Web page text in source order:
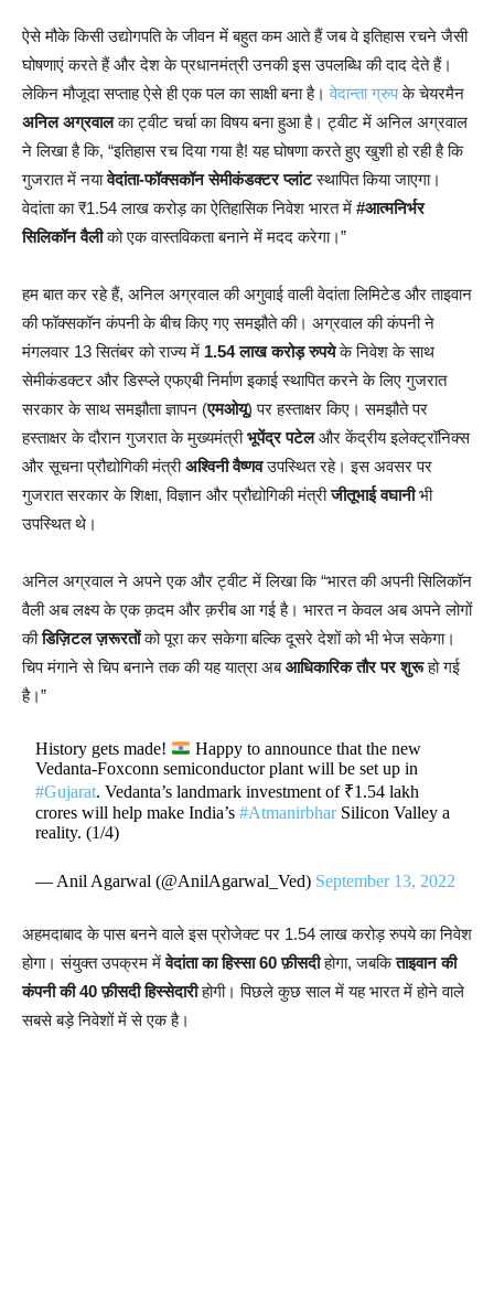
ऐसे मौके किसी उद्योगपति के जीवन में बहुत कम आते हैं जब वे इतिहास रचने जैसी
घोषणाएं करते हैं और देश के प्रधानमंत्री उनकी इस उपलब्धि की दाद देते हैं।
लेकिन मौजूदा सप्ताह ऐसे ही एक पल का साक्षी बना है।वेदान्ता ग्रुपके चेयरमैन
अनिल अग्रवालका ट्वीट चर्चा का विषय बना हुआ है। ट्वीट में अनिल अग्रवाल
ने लिखा है कि, “इतिहास रच दिया गया है! यह घोषणा करते हुए खुशी हो रही है कि
गुजरात में नयावेदांता-फॉक्सकॉन सेमीकंडक्टर प्लांटस्थापित किया जाएगा।
वेदांता का ₹1.54 लाख करोड़ का ऐतिहासिक निवेश भारत में #आत्मनिर्भर
सिलिकॉन वैलीको एक वास्तविकता बनाने में मदद करेगा।”
हम बात कर रहे हैं, अनिल अग्रवाल की अगुवाई वाली वेदांता लिमिटेड और ताइवान
की फॉक्सकॉन कंपनी के बीच किए गए समझौते की। अग्रवाल की कंपनी ने
मंगलवार 13 सितंबर को राज्य में 1.54 लाख करोड़ रुपयेके निवेश के साथ
सेमीकंडक्टर और डिस्प्ले एफएबी निर्माण इकाई स्थापित करने के लिए गुजरात
सरकार के साथ समझौता ज्ञापन (एमओयू) पर हस्ताक्षर किए। समझौते पर
हस्ताक्षर के दौरान गुजरात के मुख्यमंत्रीभूपेंद्र पटेलऔर केंद्रीय इलेक्ट्रॉनिक्स
और सूचना प्रौद्योगिकी मंत्रीअश्विनी वैष्णवउपस्थित रहे। इस अवसर पर
गुजरात सरकार के शिक्षा, विज्ञान और प्रौद्योगिकी मंत्रीजीतूभाई वघानीभी
उपस्थित थे।
अनिल अग्रवाल ने अपने एक और ट्वीट में लिखा कि “भारत की अपनी सिलिकॉन
वैली अब लक्ष्य के एक क़दम और क़रीब आ गई है। भारत न केवल अब अपने लोगों
कीडिज़िटल ज़रूरतोंको पूरा कर सकेगा बल्कि दूसरे देशों को भी भेज सकेगा।
चिप मंगाने से चिप बनाने तक की यह यात्रा अबआधिकारिक तौर पर शुरूहो गई
है।”
History gets made!
Happy to announce that the new
Vedanta-Foxconn semiconductor plant will be set up in
#Gujarat. Vedanta’s landmark investment of ₹1.54 lakh
crores will help make India’s#AtmanirbharSilicon Valley a
reality. (1/4)
— Anil Agarwal (@AnilAgarwal_Ved) September 13, 2022
अहमदाबाद के पास बनने वाले इस प्रोजेक्ट पर 1.54 लाख करोड़ रुपये का निवेश
होगा। संयुक्त उपक्रम मेंवेदांता का हिस्सा 60 फ़ीसदीहोगा, जबकिताइवान की
कंपनी की 40 फ़ीसदी हिस्सेदारीहोगी। पिछले कुछ साल में यह भारत में होने वाले
सबसे बड़े निवेशों में से एक है।